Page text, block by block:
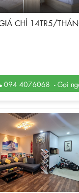
CHỈ 14TR5/
094 4076068